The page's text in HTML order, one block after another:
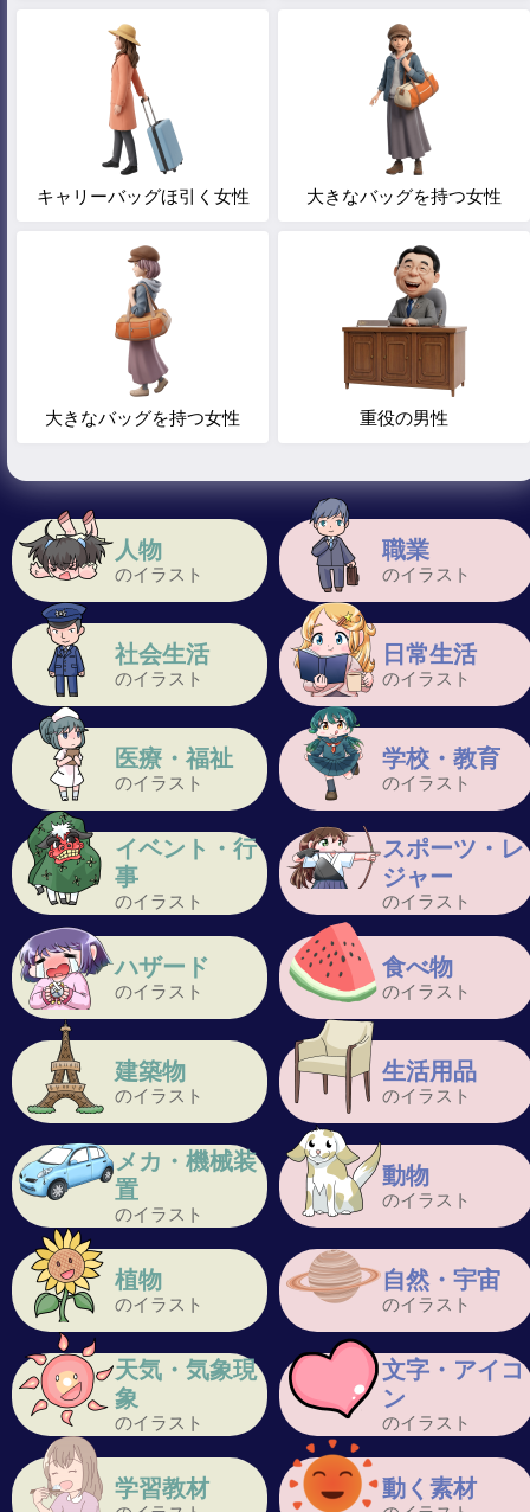
人物
のイラスト
職業
のイラスト
社会生活
のイラスト
日常生活
のイラスト
医療・福祉
のイラスト
学校・教育
のイラスト
イベント・行
事
のイラスト
スポーツ・レ
ジャー
のイラスト
ハザード
のイラスト
食べ物
のイラスト
建築物
のイラスト
生活用品
のイラスト
メカ・機械装
置
のイラスト
動物
のイラスト
植物
のイラスト
自然・宇宙
のイラスト
天気・気象現
象
のイラスト
文字・アイコ
ン
のイラスト
学習教材 動く素材
キャリーバッグほ引く女性 大きなバッグを持つ女性
大きなバッグを持つ女性 重役の男性